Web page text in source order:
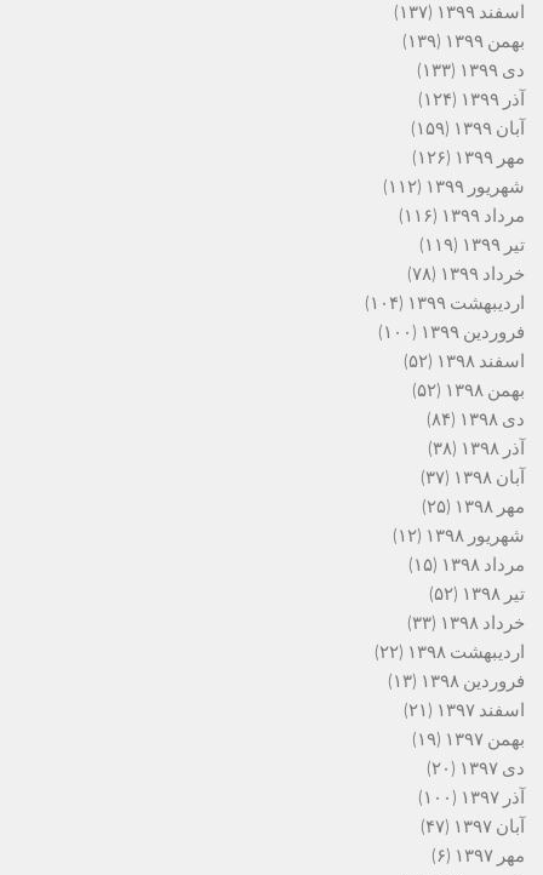
اسفند ۱۳۹۹
(۱۳۷)
بهمن ۱۳۹۹
(۱۳۹)
دی ۱۳۹۹
(۱۳۳)
آذر ۱۳۹۹
(۱۲۴)
آبان ۱۳۹۹
(۱۵۹)
مهر ۱۳۹۹
(۱۲۶)
شهریور ۱۳۹۹
(۱۱۲)
مرداد ۱۳۹۹
(۱۱۶)
تیر ۱۳۹۹
(۱۱۹)
خرداد ۱۳۹۹
(۷۸)
اردیبهشت ۱۳۹۹
(۱۰۴)
فروردین ۱۳۹۹
(۱۰۰)
اسفند ۱۳۹۸
(۵۲)
بهمن ۱۳۹۸
(۵۲)
دی ۱۳۹۸
(۸۴)
آذر ۱۳۹۸
(۳۸)
آبان ۱۳۹۸
(۳۷)
مهر ۱۳۹۸
(۲۵)
شهریور ۱۳۹۸
(۱۲)
مرداد ۱۳۹۸
(۱۵)
تیر ۱۳۹۸
(۵۲)
خرداد ۱۳۹۸
(۳۳)
اردیبهشت ۱۳۹۸
(۲۲)
فروردین ۱۳۹۸
(۱۳)
اسفند ۱۳۹۷
(۲۱)
بهمن ۱۳۹۷
(۱۹)
دی ۱۳۹۷
(۲۰)
آذر ۱۳۹۷
(۱۰۰)
آبان ۱۳۹۷
(۴۷)
مهر ۱۳۹۷
(۶)